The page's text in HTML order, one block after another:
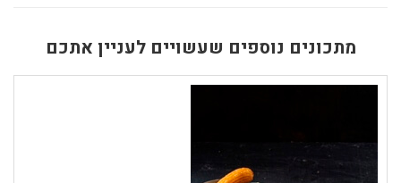
מתכונים נוספים שעשויים לעניין אתכם